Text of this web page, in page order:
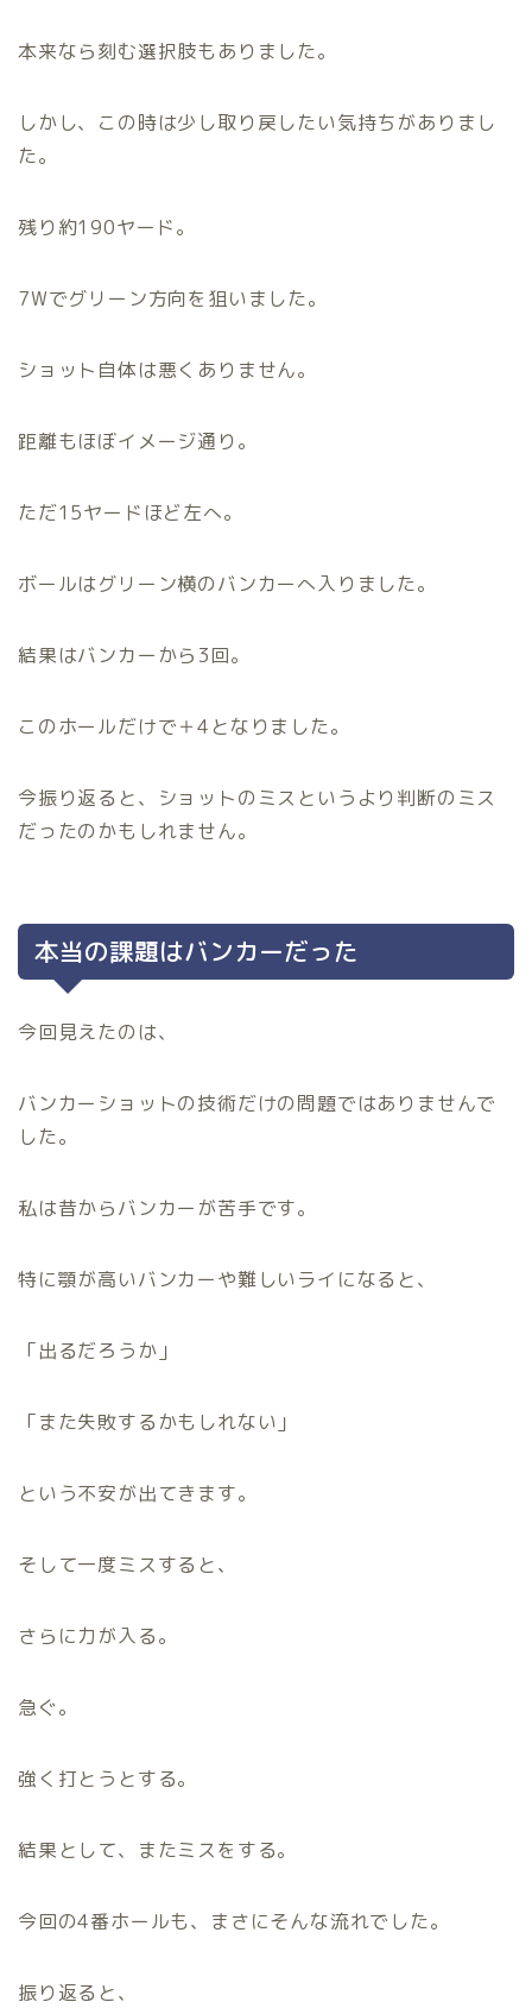
本来なら刻む選択肢もありました。
しかし、この時は少し取り戻したい気持ちがありまし
た。
残り約190ヤード。
7Wでグリーン方向を狙いました。
ショット自体は悪くありません。
距離もほぼイメージ通り。
ただ15ヤードほど左へ。
ボールはグリーン横のバンカーへ入りました。
結果はバンカーから3回。
このホールだけで＋4となりました。
今振り返ると、ショットのミスというより判断のミス
だったのかもしれません。
本当の課題はバンカーだった
今回見えたのは、
バンカーショットの技術だけの問題ではありませんで
した。
私は昔からバンカーが苦手です。
特に顎が高いバンカーや難しいライになると、
「出るだろうか」
「また失敗するかもしれない」
という不安が出てきます。
そして一度ミスすると、
さらに力が入る。
急ぐ。
強く打とうとする。
結果として、またミスをする。
今回の4番ホールも、まさにそんな流れでした。
振り返ると、